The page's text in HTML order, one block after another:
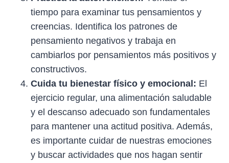
tiempo para examinar tus pensamientos y
creencias. Identifica los patrones de
pensamiento negativos y trabaja en
cambiarlos por pensamientos más positivos y
constructivos.
Cuida tu bienestar físico y emocional: El
ejercicio regular, una alimentación saludable
y el descanso adecuado son fundamentales
para mantener una actitud positiva. Además,
es importante cuidar de nuestras emociones
y buscar actividades que nos hagan sentir